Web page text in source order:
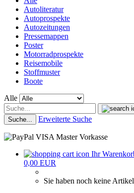
Autoliteratur
Autoprospekte
Autozeitungen
Pressemappen
Poster
Motorradprospekte
Reisemobile
Stoffmuster
Boote
Alle
Suche... Erweiterte Suche
Ihr
0,00 EUR
Sie haben noch keine